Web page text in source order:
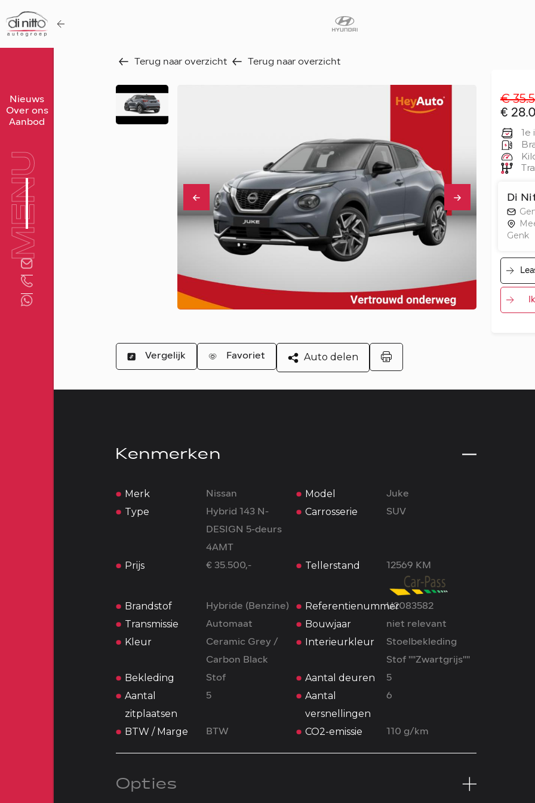
Nieuws
Over ons
Aanbod
MENU
Home
Nieuws
Aanbod
Vergelijk
Favorieten
Diensten
Fleet
Autoverhuur
Werkplaats
Contact
Terug naar overzicht Terug naar overzicht
Vergelijk Favoriet Auto delen
Kenmerken
Merk Nissan Model Juke
Type
Hybrid 143 N-
DESIGN 5-deurs
4AMT
Carrosserie SUV
Prijs € 35.500,- Tellerstand 12569 KM
Brandstof Hybride (Benzine) ReferentienummerU2083582
Transmissie Automaat Bouwjaar niet relevant
Kleur
Ceramic Grey /
Carbon Black
Interieurkleur
Stoelbekleding
Stof ""Zwartgrijs""
Bekleding Stof Aantal deuren 5
Aantal
zitplaatsen
5
Aantal
versnellingen
6
BTW / Marge BTW CO2-emissie 110 g/km
Opties
€
€
1e
Di
Genk